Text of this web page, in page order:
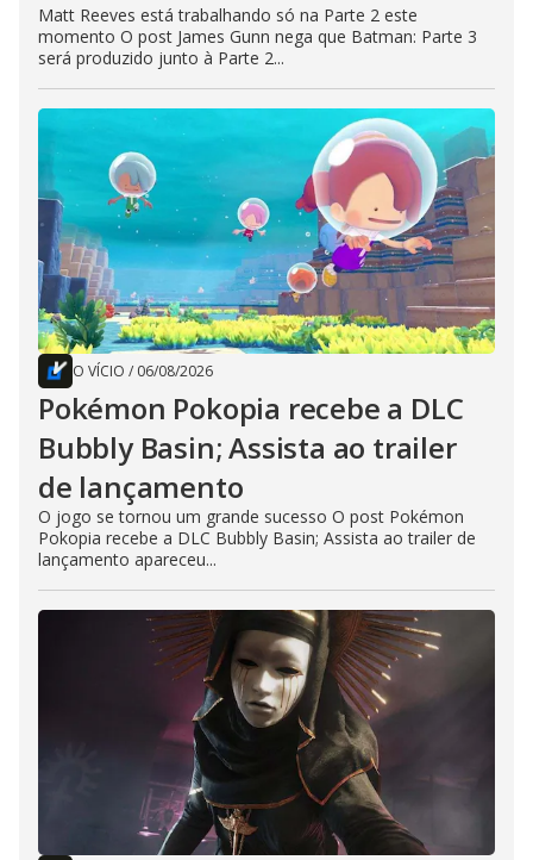
Matt Reeves está trabalhando só na Parte 2 este
momento O post James Gunn nega que Batman: Parte 3
será produzido junto à Parte 2...
O VÍCIO / 06/08/2026
Pokémon Pokopia recebe a DLC
Bubbly Basin; Assista ao trailer
de lançamento
O jogo se tornou um grande sucesso O post Pokémon
Pokopia recebe a DLC Bubbly Basin; Assista ao trailer de
lançamento apareceu...